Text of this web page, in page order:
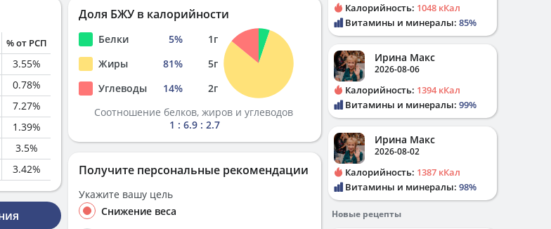
% от РСП
3.55%
0.78%
7.27%
1.39%
3.5%
3.42%
Доля БЖУ в калорийности
Белки 5% 1г
Жиры
81% 5г
Углеводы
14% 2г
Соотношение белков, жиров и углеводов
1 : 6.9 : 2.7
Получите персональные рекомендации
Укажите вашу цель
Снижение веса
Калорийность: 1048 кКал
Витамины и минералы: 85%
Ирина Макс
2026-08-06
Калорийность: 1394 кКал
Витамины и минералы: 99%
Ирина Макс
2026-08-02
Калорийность: 1387 кКал
Витамины и минералы: 98%
Новые рецепты